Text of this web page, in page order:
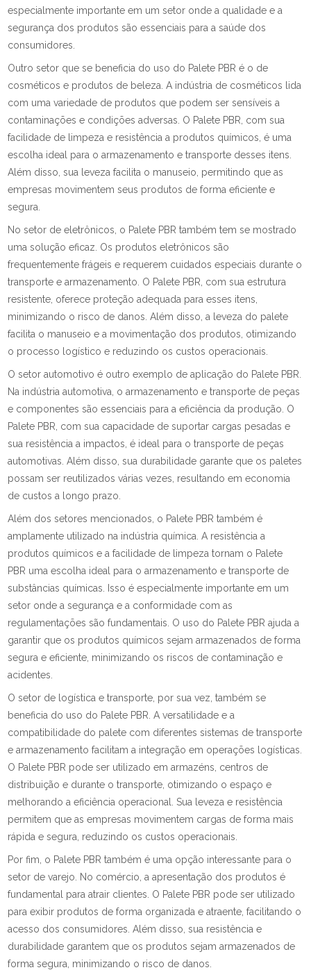
especialmente importante em um setor onde a qualidade e a
segurança dos produtos são essenciais para a saúde dos
consumidores.
Outro setor que se beneficia do uso do Palete PBR é o de
cosméticos e produtos de beleza. A indústria de cosméticos lida
com uma variedade de produtos que podem ser sensíveis a
contaminações e condições adversas. O Palete PBR, com sua
facilidade de limpeza e resistência a produtos químicos, é uma
escolha ideal para o armazenamento e transporte desses itens.
Além disso, sua leveza facilita o manuseio, permitindo que as
empresas movimentem seus produtos de forma eficiente e
segura.
No setor de eletrônicos, o Palete PBR também tem se mostrado
uma solução eficaz. Os produtos eletrônicos são
frequentemente frágeis e requerem cuidados especiais durante o
transporte e armazenamento. O Palete PBR, com sua estrutura
resistente, oferece proteção adequada para esses itens,
minimizando o risco de danos. Além disso, a leveza do palete
facilita o manuseio e a movimentação dos produtos, otimizando
o processo logístico e reduzindo os custos operacionais.
O setor automotivo é outro exemplo de aplicação do Palete PBR.
Na indústria automotiva, o armazenamento e transporte de peças
e componentes são essenciais para a eficiência da produção. O
Palete PBR, com sua capacidade de suportar cargas pesadas e
sua resistência a impactos, é ideal para o transporte de peças
automotivas. Além disso, sua durabilidade garante que os paletes
possam ser reutilizados várias vezes, resultando em economia
de custos a longo prazo.
Além dos setores mencionados, o Palete PBR também é
amplamente utilizado na indústria química. A resistência a
produtos químicos e a facilidade de limpeza tornam o Palete
PBR uma escolha ideal para o armazenamento e transporte de
substâncias químicas. Isso é especialmente importante em um
setor onde a segurança e a conformidade com as
regulamentações são fundamentais. O uso do Palete PBR ajuda a
garantir que os produtos químicos sejam armazenados de forma
segura e eficiente, minimizando os riscos de contaminação e
acidentes.
O setor de logística e transporte, por sua vez, também se
beneficia do uso do Palete PBR. A versatilidade e a
compatibilidade do palete com diferentes sistemas de transporte
e armazenamento facilitam a integração em operações logísticas.
O Palete PBR pode ser utilizado em armazéns, centros de
distribuição e durante o transporte, otimizando o espaço e
melhorando a eficiência operacional. Sua leveza e resistência
permitem que as empresas movimentem cargas de forma mais
rápida e segura, reduzindo os custos operacionais.
Por fim, o Palete PBR também é uma opção interessante para o
setor de varejo. No comércio, a apresentação dos produtos é
fundamental para atrair clientes. O Palete PBR pode ser utilizado
para exibir produtos de forma organizada e atraente, facilitando o
acesso dos consumidores. Além disso, sua resistência e
durabilidade garantem que os produtos sejam armazenados de
forma segura, minimizando o risco de danos.